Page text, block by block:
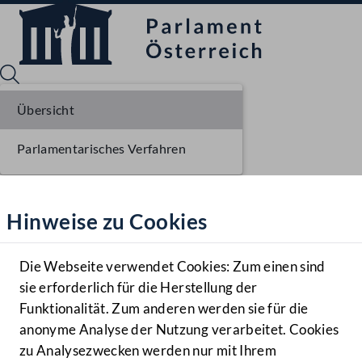
Hilfe
Benutzer
Navigationsmenü öffnen
MENÜ
Hinweise zu Cookies
Die Webseite verwendet Cookies: Zum einen sind
sie erforderlich für die Herstellung der
Funktionalität. Zum anderen werden sie für die
anonyme Analyse der Nutzung verarbeitet. Cookies
zu Analysezwecken werden nur mit Ihrem
Übersicht
Parlamentarisches Verfahren